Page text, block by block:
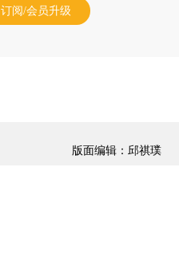
订阅/会员升级
版面编辑：邱祺璞